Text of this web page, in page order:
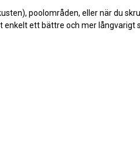
poolområden, eller när du
ett bättre och mer långvarigt